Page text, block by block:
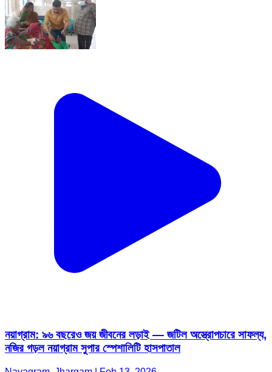
নয়াগ্রাম: ৯৬ বছরেও জয় জীবনের লড়াই — জটিল অস্ত্রোপচারে সাফল্য,
নজির গড়ল নয়াগ্রাম সুপার স্পেশালিটি হাসপাতাল